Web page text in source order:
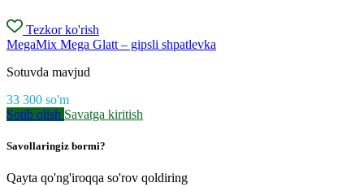
Tezkor ko'rish
MegaMix Mega Glatt – gipsli shpatlevka
Sotuvda mavjud
33 300 so'm
Sotib olish Savatga kiritish
Savollaringiz bormi?
Qayta qo'ng'iroqqa so'rov qoldiring